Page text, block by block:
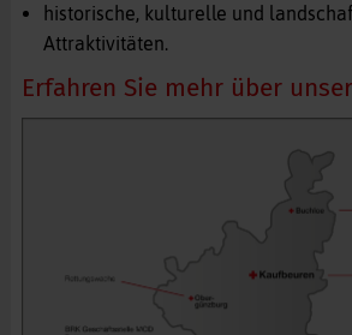
historische, kulturelle und
Attraktivitäten.
Erfahren Sie mehr über